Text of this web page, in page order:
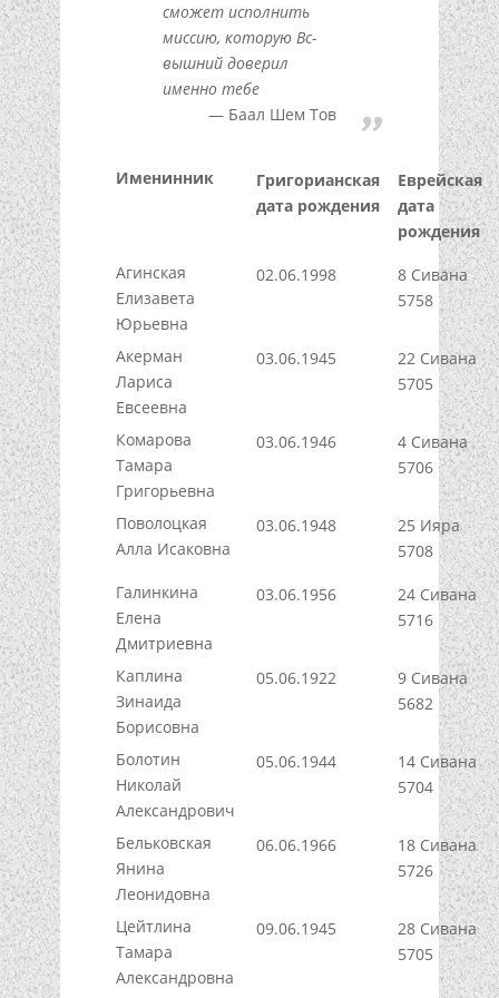
сможет исполнить
миссию, которую Вс-
вышний доверил
именно тебе
Баал Шем Тов
Именинник
Григорианская
дата рождения
Еврейская
дата
рождения
Агинская
Елизавета
Юрьевна
02.06.1998
8 Сивана
5758
Акерман
Лариса
Евсеевна
03.06.1945
22 Сивана
5705
Комарова
Тамара
Григорьевна
03.06.1946
4 Сивана
5706
Поволоцкая
Алла Исаковна
03.06.1948
25 Ияра
5708
Галинкина
Елена
Дмитриевна
03.06.1956
24 Сивана
5716
Каплина
Зинаида
Борисовна
05.06.1922
9 Сивана
5682
Болотин
Николай
Александрович
05.06.1944
14 Сивана
5704
Бельковская
Янина
Леонидовна
06.06.1966
18 Сивана
5726
Цейтлина
Тамара
Александровна
09.06.1945
28 Сивана
5705